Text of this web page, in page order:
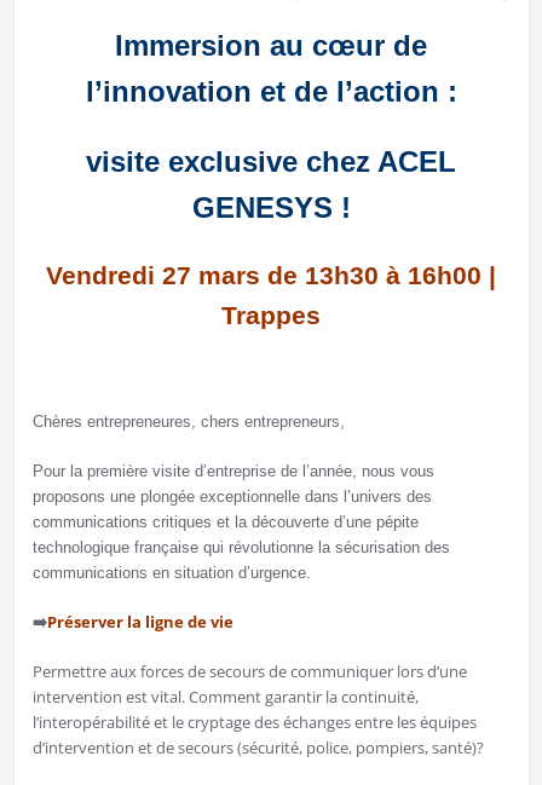
Immersion au cœur de
l’innovation et de l’action :
visite exclusive chez ACEL
GENESYS !
Vendredi 27 mars de 13h30 à 16h00 |
Trappes
Chères entrepreneures, chers entrepreneurs,
Pour la première visite d’entreprise de l’année, nous vous
proposons une plongée exceptionnelle dans l’univers des
communications critiques et la découverte d’une pépite
technologique française qui révolutionne la sécurisation des
communications en situation d’urgence.
➡️Préserver la ligne de vie
Permettre aux forces de secours de communiquer lors d’une
intervention est vital. Comment garantir la continuité,
l’interopérabilité et le cryptage des échanges entre les équipes
d’intervention et de secours (sécurité, police, pompiers, santé)?